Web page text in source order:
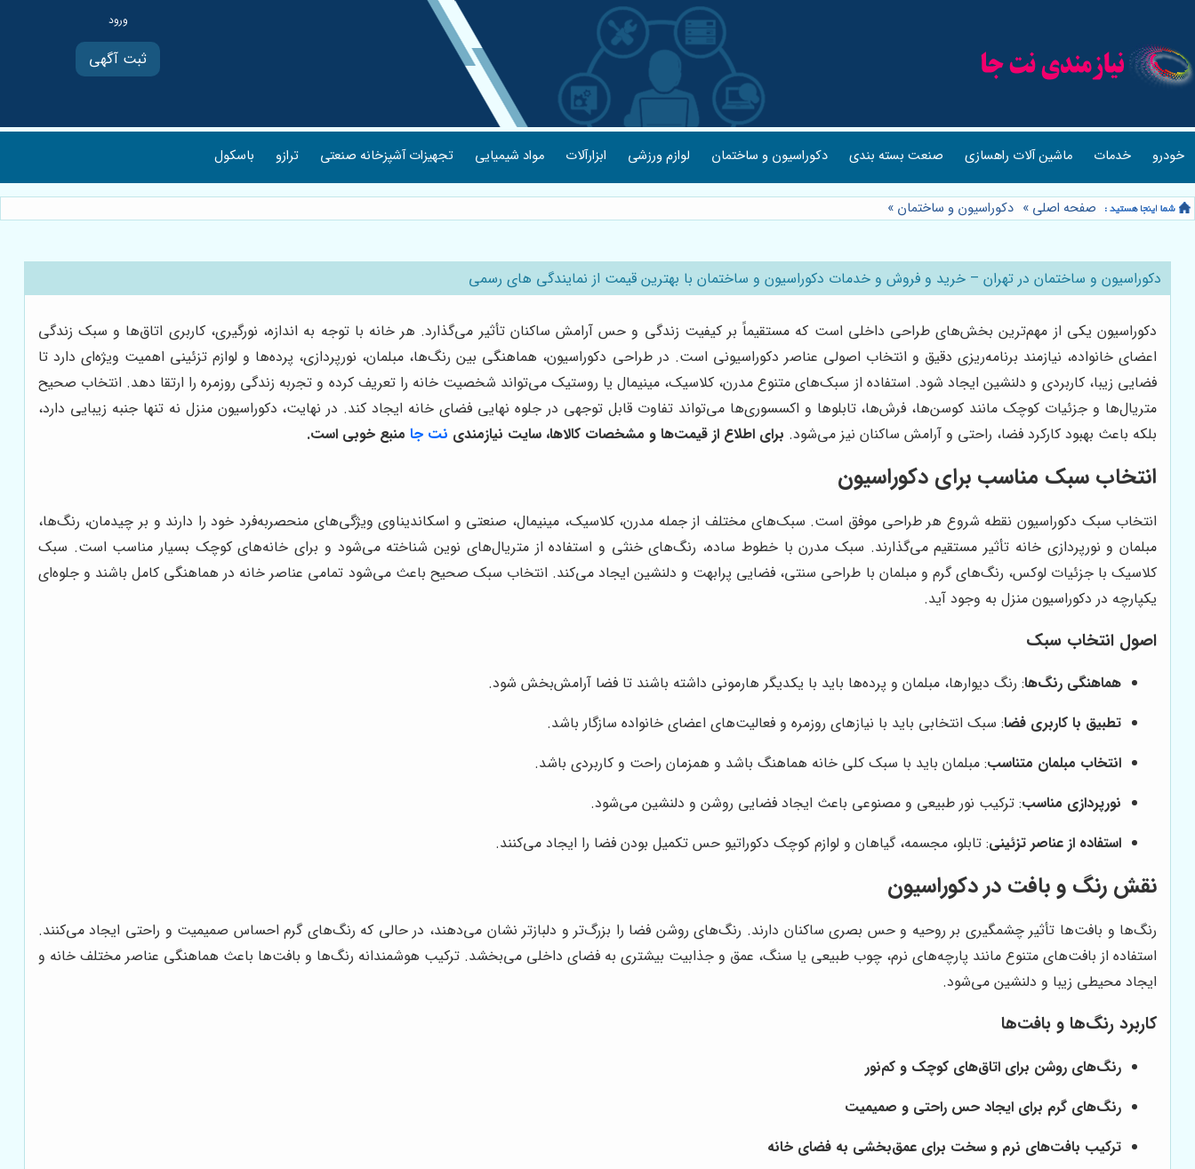
ثبت آگهی
خودرو خدمات ماشین آلات راهسازی صنعت بسته بندی دکوراسیون و ساختمان لوازم ورزشی ابزارآلات مواد شیمیایی تجهیزات آشپزخانه صنعتی ترازو باسکول
صفحه اصلی » دکوراسیون و ساختمان »
دکوراسیون و ساختمان در تهران – خرید و فروش و خدمات دکوراسیون و ساختمان با بهترین قیمت از نمایندگی های رسمی
دکوراسیون یکی از مهم‌ترین بخش‌های طراحی داخلی است که مستقیماً بر کیفیت زندگی و حس آرامش ساکنان تأثیر می‌گذارد. هر خانه با توجه به اندازه، نورگیری، کاربری اتاق‌ها و سبک زندگی
اعضای خانواده، نیازمند برنامه‌ریزی دقیق و انتخاب اصولی عناصر دکوراسیونی است. در طراحی دکوراسیون، هماهنگی بین رنگ‌ها، مبلمان، نورپردازی، پرده‌ها و لوازم تزئینی اهمیت ویژه‌ای دارد تا
فضایی زیبا، کاربردی و دلنشین ایجاد شود. استفاده از سبک‌های متنوع مدرن، کلاسیک، مینیمال یا روستیک می‌تواند شخصیت خانه را تعریف کرده و تجربه زندگی روزمره را ارتقا دهد. انتخاب صحیح
متریال‌ها و جزئیات کوچک مانند کوسن‌ها، فرش‌ها، تابلوها و اکسسوری‌ها می‌تواند تفاوت قابل توجهی در جلوه نهایی فضای خانه ایجاد کند. در نهایت، دکوراسیون منزل نه تنها جنبه زیبایی دارد،
بلکه باعث بهبود کارکرد فضا، راحتی و آرامش ساکنان نیز می‌شود. برای اطلاع از قیمت‌ها و مشخصات کالاها، سایت نیازمندی نت جامنبع خوبی است.
انتخاب سبک مناسب برای دکوراسیون
انتخاب سبک دکوراسیون نقطه شروع هر طراحی موفق است. سبک‌های مختلف از جمله مدرن، کلاسیک، مینیمال، صنعتی و اسکاندیناوی ویژگی‌های منحصربه‌فرد خود را دارند و بر چیدمان، رنگ‌ها،
مبلمان و نورپردازی خانه تأثیر مستقیم می‌گذارند. سبک مدرن با خطوط ساده، رنگ‌های خنثی و استفاده از متریال‌های نوین شناخته می‌شود و برای خانه‌های کوچک بسیار مناسب است. سبک
کلاسیک با جزئیات لوکس، رنگ‌های گرم و مبلمان با طراحی سنتی، فضایی پرابهت و دلنشین ایجاد می‌کند. انتخاب سبک صحیح باعث می‌شود تمامی عناصر خانه در هماهنگی کامل باشند و جلوه‌ای
یکپارچه در دکوراسیون منزل به وجود آید.
اصول انتخاب سبک
هماهنگی رنگ‌ها: رنگ دیوارها، مبلمان و پرده‌ها باید با یکدیگر هارمونی داشته باشند تا فضا آرامش‌بخش شود.
تطبیق با کاربری فضا: سبک انتخابی باید با نیازهای روزمره و فعالیت‌های اعضای خانواده سازگار باشد.
انتخاب مبلمان متناسب: مبلمان باید با سبک کلی خانه هماهنگ باشد و همزمان راحت و کاربردی باشد.
نورپردازی مناسب: ترکیب نور طبیعی و مصنوعی باعث ایجاد فضایی روشن و دلنشین می‌شود.
استفاده از عناصر تزئینی: تابلو، مجسمه، گیاهان و لوازم کوچک دکوراتیو حس تکمیل بودن فضا را ایجاد می‌کنند.
نقش رنگ و بافت در دکوراسیون
رنگ‌ها و بافت‌ها تأثیر چشمگیری بر روحیه و حس بصری ساکنان دارند. رنگ‌های روشن فضا را بزرگ‌تر و دلبازتر نشان می‌دهند، در حالی که رنگ‌های گرم احساس صمیمیت و راحتی ایجاد می‌کنند.
استفاده از بافت‌های متنوع مانند پارچه‌های نرم، چوب طبیعی یا سنگ، عمق و جذابیت بیشتری به فضای داخلی می‌بخشد. ترکیب هوشمندانه رنگ‌ها و بافت‌ها باعث هماهنگی عناصر مختلف خانه و
ایجاد محیطی زیبا و دلنشین می‌شود.
کاربرد رنگ‌ها و بافت‌ها
رنگ‌های روشن برای اتاق‌های کوچک و کم‌نور
رنگ‌های گرم برای ایجاد حس راحتی و صمیمیت
ترکیب بافت‌های نرم و سخت برای عمق‌بخشی به فضای خانه